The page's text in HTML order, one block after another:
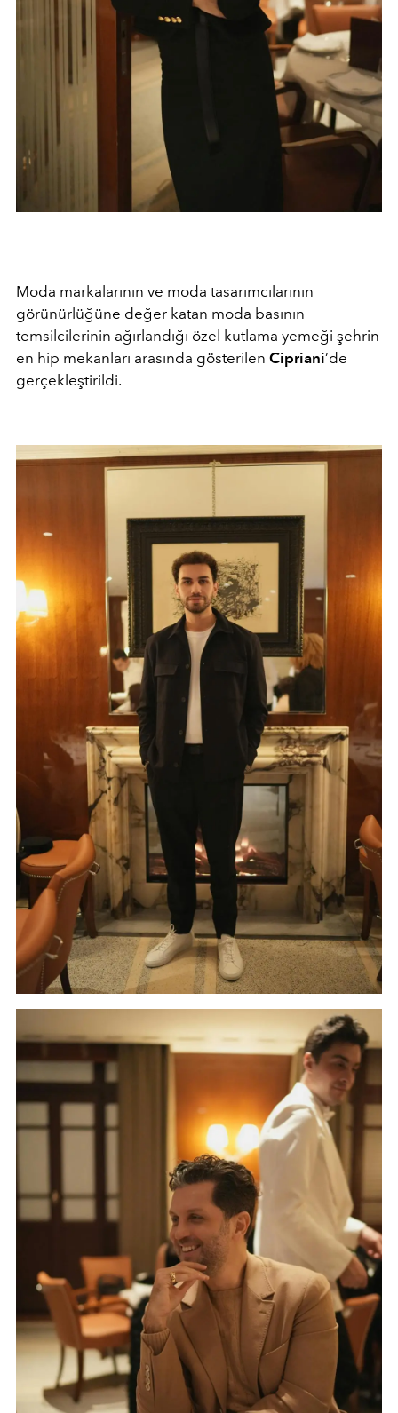
Moda markalarının ve moda tasarımcılarının
görünürlüğüne değer katan moda basının
temsilcilerinin ağırlandığı özel kutlama yemeği şehrin
en hip mekanları arasında gösterilen Cipriani’de
gerçekleştirildi.